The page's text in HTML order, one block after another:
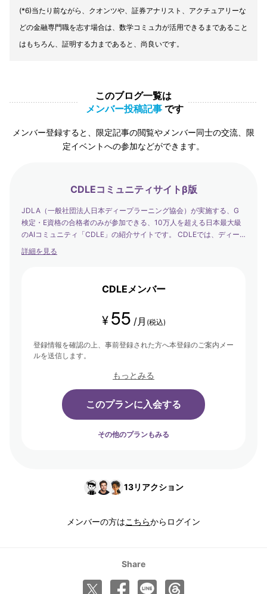
(*6)当たり前ながら、クオンツや、証券アナリスト、アクチュアリーな
どの金融専門職を志す場合は、数学コミュ力が活用できるまであること
はもちろん、証明する力まであると、尚良いです。
このブログ一覧は
メンバー投稿記事 です
メンバー登録すると、限定記事の閲覧やメンバー同士の交流、限
定イベントへの参加などができます。
CDLEコミュニティサイトβ版
JDLA（一般社団法人日本ディープラーニング協会）が実施する、G
検定・E資格の合格者のみが参加できる、10万人を超える日本最大級
のAIコミュニティ「CDLE」の紹介サイトです。 CDLEでは、ディー
プラーニングの社会実装の日本代表として、社会を発展させるエバン
詳細を見る
CDLEメンバー
¥ 55 /月 (税込)
登録情報を確認の上、事前登録された方へ本登録のご案内メー
ルを送信します。
もっとみる
このプランに入会する
その他のプランもみる
13リアクション
メンバーの方はこちらからログイン
Share